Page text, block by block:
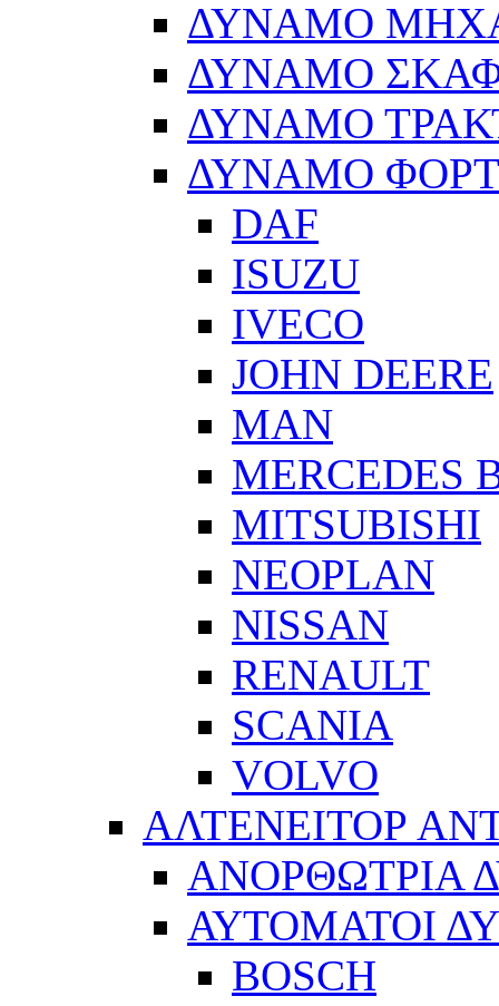
ΔΥΝΑΜΟ
ΔΥΝΑΜΟ
ΔΥΝΑΜΟ
ΔΥΝΑΜΟ
DAF
ISUZU
IVECO
JOHN DEERE
MAN
MERCEDES
MITSUBISHI
NEOPLAN
NISSAN
RENAULT
SCANIA
VOLVO
ΑΛΤΕΝΕΙΤΟΡ
ΑΝΟΡΘΩΤΡΙΑ
ΑΥΤΟΜΑΤΟΙ
BOSCH